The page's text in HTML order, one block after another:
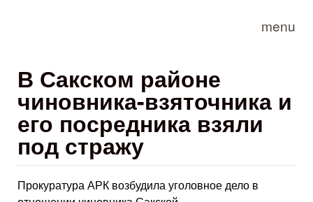
menu
В Сакском районе
чиновника-взяточника и
его посредника взяли
под стражу
Прокуратура АРК возбудила уголовное дело в